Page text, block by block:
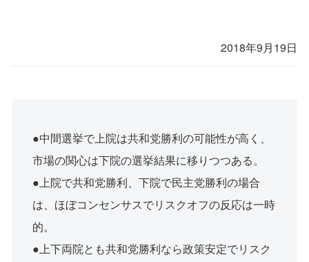
2018年9月19日
●中間選挙で上院は共和党勝利の可能性が高く、
市場の関心は下院の選挙結果に移りつつある。
●上院で共和党勝利、下院で民主党勝利の場合
は、ほぼコンセンサスでリスクオフの反応は一時
的。
●上下両院とも共和党勝利なら政策安定でリスク